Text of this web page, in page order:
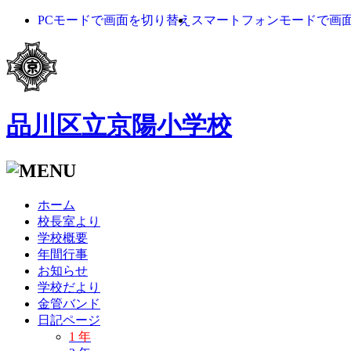
PCモードで画面を切り替え スマートフォンモードで画
品川区立京陽小学校
ホーム
校長室より
学校概要
年間行事
お知らせ
学校だより
金管バンド
日記ページ
1 年